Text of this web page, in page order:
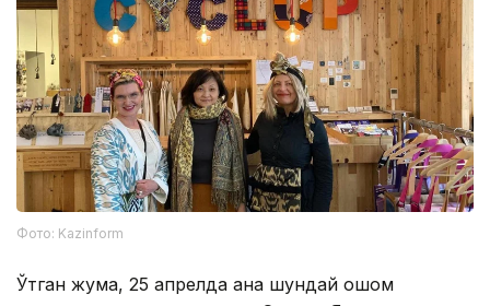
Фото: Kazinform
Ўтган жума, 25 апрелда ана шундай оқшом